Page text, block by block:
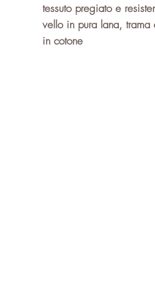
tessuto pregiato e
vello in pura lana, trama
in cotone